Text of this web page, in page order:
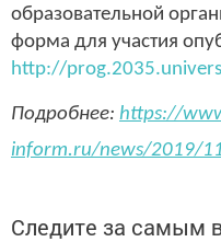
образовательной
форма для участия
http://
Подробнее: https://
inform.ru/news/2019/
Следите за самым